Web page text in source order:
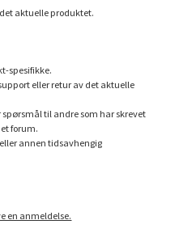
aktuelle produktet.
spesifikke.
eller retur av det aktuelle
til andre som har skrevet
forum.
annen tidsavhengig
en anmeldelse.